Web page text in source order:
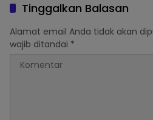
Tinggalkan Balasan
Alamat email Anda tidak akan
wajib ditandai *